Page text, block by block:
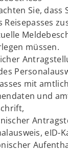
Sie, dass
Reisepasses
müssen.
mit
und
eID-